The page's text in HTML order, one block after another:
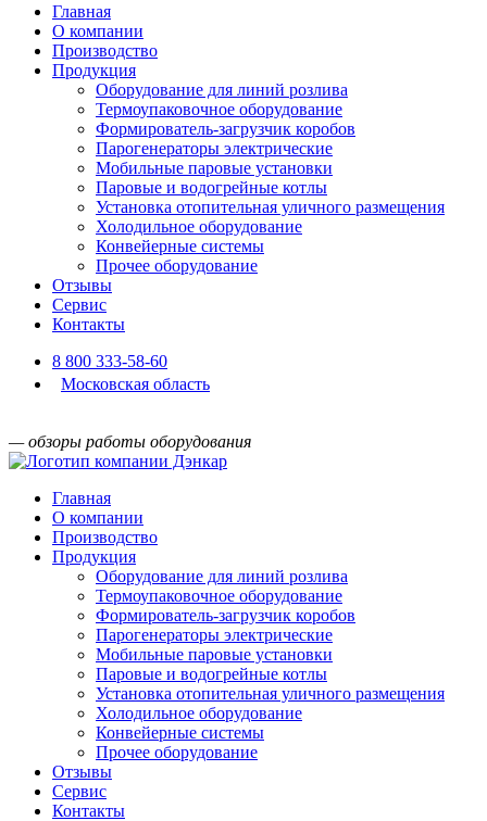
Главная
О компании
Производство
Продукция
Оборудование для линий розлива
Термоупаковочное оборудование
Формирователь-загрузчик коробов
Парогенераторы электрические
Мобильные паровые установки
Паровые и водогрейные котлы
Установка отопительная уличного размещения
Холодильное оборудование
Конвейерные системы
Прочее оборудование
Отзывы
Сервис
Контакты
8 800 333-58-60
Московская область
— обзоры работы оборудования
Главная
О компании
Производство
Продукция
Оборудование для линий розлива
Термоупаковочное оборудование
Формирователь-загрузчик коробов
Парогенераторы электрические
Мобильные паровые установки
Паровые и водогрейные котлы
Установка отопительная уличного размещения
Холодильное оборудование
Конвейерные системы
Прочее оборудование
Отзывы
Сервис
Контакты